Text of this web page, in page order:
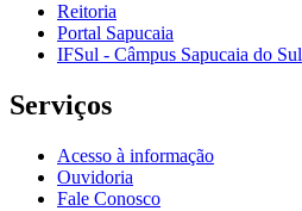
Reitoria
Portal Sapucaia
IFSul - Câmpus Sapucaia do Sul
Serviços
Acesso à informação
Ouvidoria
Fale Conosco